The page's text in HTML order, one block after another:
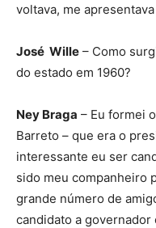
voltava, me
José Wille – Como
do estado em 1960?
Ney Braga – Eu formei
Barreto – que era o
interessante eu ser
sido meu companheiro
grande número de
candidato a